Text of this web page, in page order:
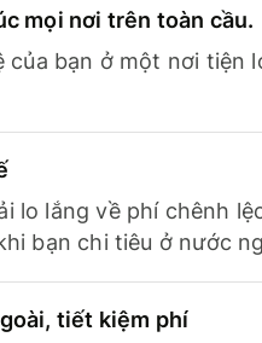
mọi nơi trên toàn cầu.
của bạn ở một nơi tiện
lo lắng về phí chênh
bạn chi tiêu ở nước
tiết kiệm phí